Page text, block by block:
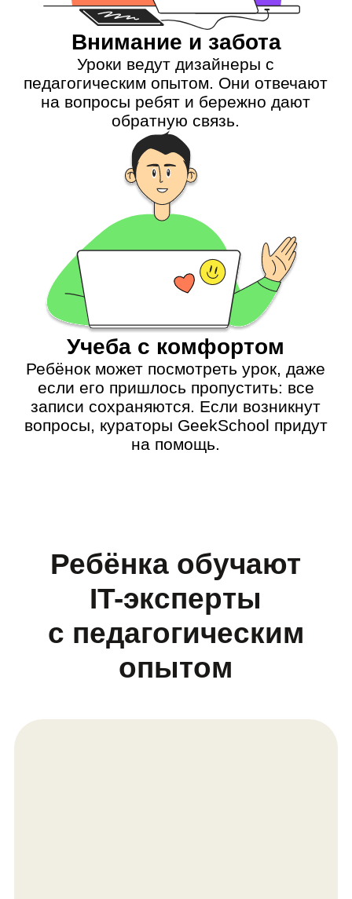
Елена Симанкова
«Компьютер — это портал в мир
воплощения творческих задумок»
💪️ Занимается дизайном с 2014 года
👾 ️Преподает с 2015 года
🏆 Ребята 5 раз занимали призовые
места в различных соревнованиях
Елизавета Кузнецова
«Графический дизайн формирует
рисованию и анимации